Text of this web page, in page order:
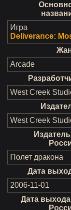
Игра
Deliverance:
Arcade
West Creek
West Creek
Полет дракона
Дата
2006-11-01
Дата